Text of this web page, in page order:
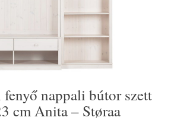
nappali bútor szett
cm Anita – Støraa